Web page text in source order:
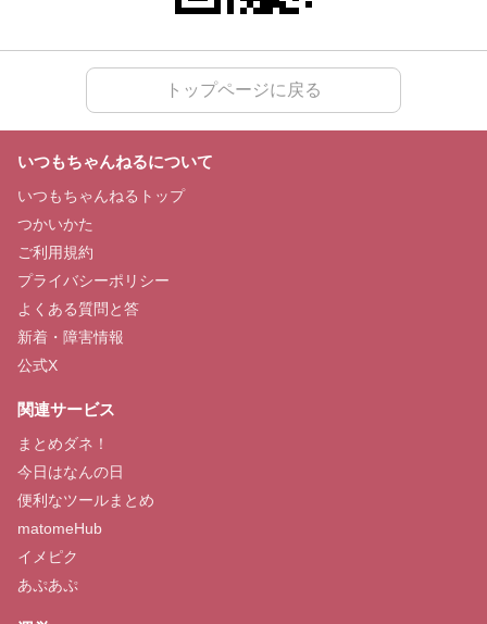
トップページに戻る
いつもちゃんねるについて
いつもちゃんねるトップ
つかいかた
ご利用規約
プライバシーポリシー
よくある質問と答
新着・障害情報
公式X
関連サービス
まとめダネ！
今日はなんの日
便利なツールまとめ
matomeHub
イメピク
あぷあぷ